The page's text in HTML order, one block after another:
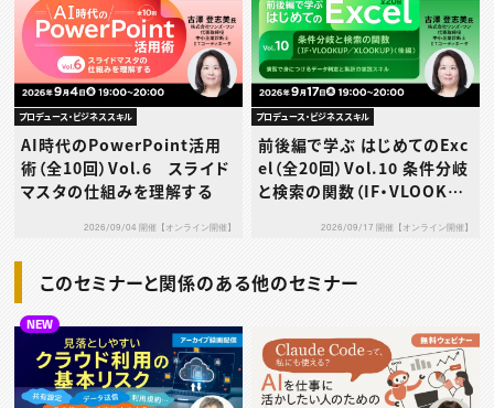
プロデュース・ビジネススキル
AI時代のPowerPoint活用
術（全10回）Vol.6 スライド
マスタの仕組みを理解する
2026/09/04 開催【オンライン開催】
プロデュース・ビジネススキル
前後編で学ぶ はじめてのExc
el（全20回）Vol.10 条件分岐
と検索の関数（IF・VLOOKUP
で身につけるデータ判定と集
2026/09/17 開催【オンライン開催】
このセミナーと関係のある他のセミナー
NEW